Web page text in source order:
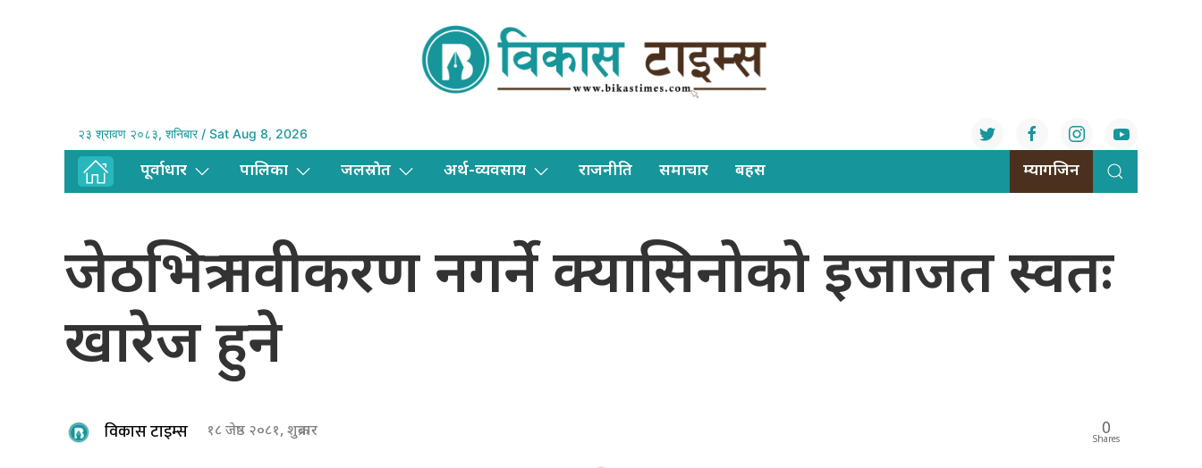
२३ श्रावण २०८३, शनिबार / Sat Aug 8, 2026
पूर्वाधार पालिका जलस्राेत अर्थ-व्यवसाय राजनीति समाचार बहस म्यागजिन
जेठभित्र नवीकरण नगर्ने क्यासिनोको इजाजत स्वतः
खारेज हुने
विकास टाइम्स १८ जेष्ठ २०८१, शुक्रबार 0
Shares